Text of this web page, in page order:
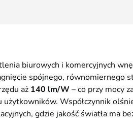
biurowych i komercyjnych
spójnego, równomiernego
aż 140 lm/W– co przy mocy
użytkowników. Współczynnik
gdzie jakość światła ma